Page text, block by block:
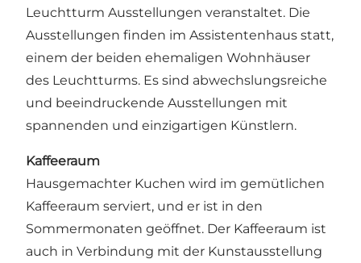
Leuchtturm Ausstellungen veranstaltet. Die
Ausstellungen finden im Assistentenhaus statt,
einem der beiden ehemaligen Wohnhäuser
des Leuchtturms. Es sind abwechslungsreiche
und beeindruckende Ausstellungen mit
spannenden und einzigartigen Künstlern.
Kaffeeraum
Hausgemachter Kuchen wird im gemütlichen
Kaffeeraum serviert, und er ist in den
Sommermonaten geöffnet. Der Kaffeeraum ist
auch in Verbindung mit der Kunstausstellung